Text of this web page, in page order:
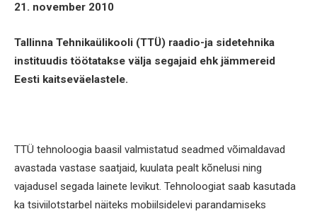
21. november 2010
Tallinna Tehnikaülikooli (TTÜ) raadio-ja sidetehnika
instituudis töötatakse välja segajaid ehk jämmereid
Eesti kaitseväelastele.
TTÜ tehnoloogia baasil valmistatud seadmed võimaldavad
avastada vastase saatjaid, kuulata pealt kõnelusi ning
vajadusel segada lainete levikut. Tehnoloogiat saab kasutada
ka tsiviilotstarbel näiteks mobiilsidelevi parandamiseks